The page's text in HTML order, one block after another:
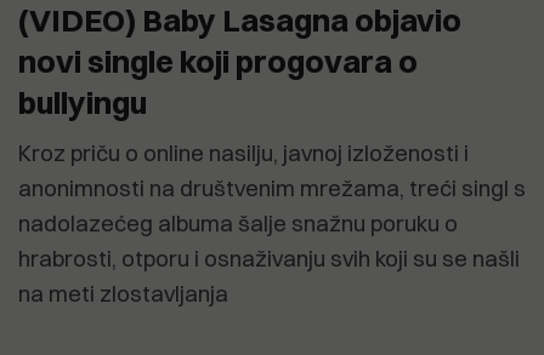
(VIDEO) Baby Lasagna objavio
novi single koji progovara o
bullyingu
Kroz priču o online nasilju, javnoj izloženosti i
anonimnosti na društvenim mrežama, treći singl s
nadolazećeg albuma šalje snažnu poruku o
hrabrosti, otporu i osnaživanju svih koji su se našli
na meti zlostavljanja